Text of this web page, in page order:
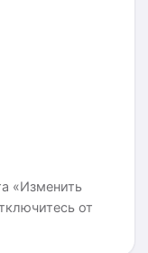
«Изменить
от